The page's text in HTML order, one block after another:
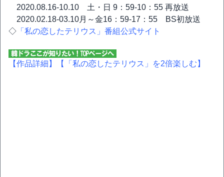
2020.08.16-10.10 土・日 9：59-10：55 再放送
2020.02.18-03.10月～金16：59-17：55 BS初放送
◇ 「私の恋したテリウス」番組公式サイト
【作品詳細】 【「私の恋したテリウス」を2倍楽しむ】